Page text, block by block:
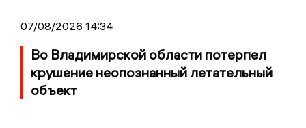
07/08/2026 14:34
Во Владимирской области потерпел
крушение неопознанный летательный
объект